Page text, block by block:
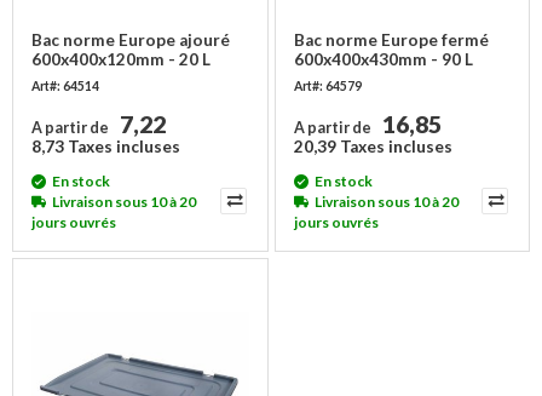
Bac norme Europe ajouré
600x400x120mm - 20 L
Art#: 64514
A partir de 7,22
8,73 Taxes incluses
En stock
Livraison sous 10 à 20
jours ouvrés
Bac norme Europe fermé
600x400x430mm - 90 L
Art#: 64579
A partir de 16,85
20,39 Taxes incluses
En stock
Livraison sous 10 à 20
jours ouvrés